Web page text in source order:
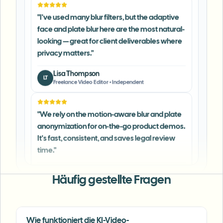
face and plate blur here are the most natural-
looking — great for client deliverables where
privacy matters."
LT
Lisa Thompson
"We rely on the motion-aware blur and plate
anonymization for on-the-go product demos.
It's fast, consistent, and saves legal review
time."
MC
Michael Chen
Häufig gestellte Fragen
Wie funktioniert die KI-Video-